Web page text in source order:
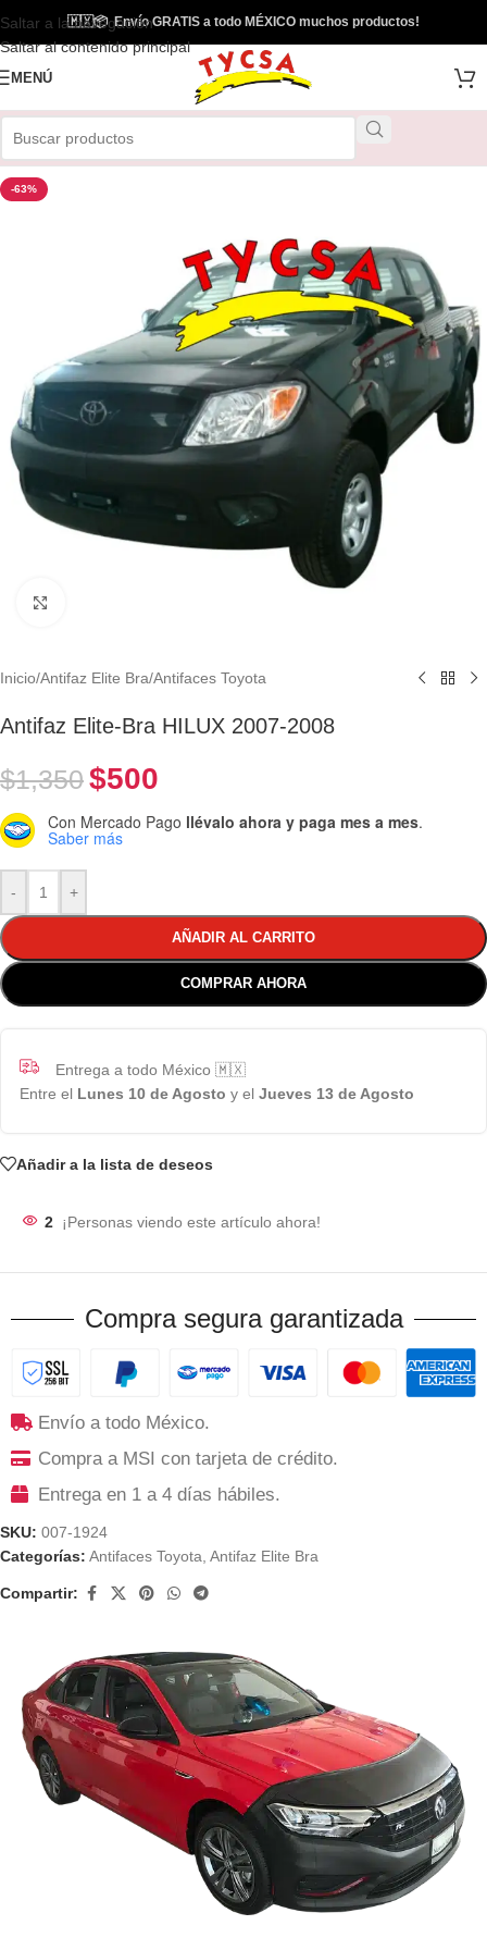
Saltar a la navegación
Saltar al contenido principal
🇲🇽📦Envío GRATIS a todo MÉXICO muchos productos!
MENÚ
-63%
Inicio/Antifaz Elite Bra/Antifaces Toyota
Antifaz Elite-Bra HILUX 2007-2008
$1,350$500
Con Mercado Pago llévalo ahora y paga mes a mes.
Saber más
- +
AÑADIR AL CARRITO
COMPRAR AHORA
Entrega a todo México 🇲🇽
Entre el Lunes 10 de Agosto y el Jueves 13 de Agosto
Añadir a la lista de deseos
2 ¡Personas viendo este artículo ahora!
Compra segura garantizada
Envío a todo México.
Compra a MSI con tarjeta de crédito.
Entrega en 1 a 4 días hábiles.
SKU: 007-1924
Categorías: Antifaces Toyota Antifaz Elite Bra
Compartir: